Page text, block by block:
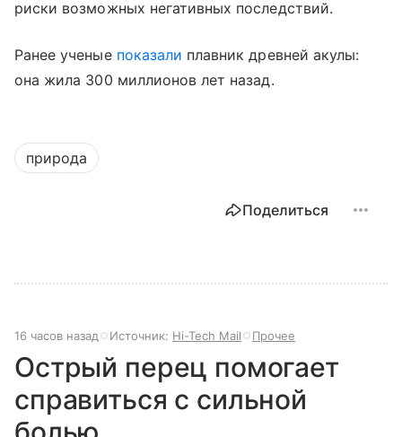
риски возможных негативных последствий.
Ранее ученые показали плавник древней акулы:
она жила 300 миллионов лет назад.
природа
Поделиться
16 часов назад Источник: Hi-Tech Mail Прочее
Острый перец помогает
справиться с сильной